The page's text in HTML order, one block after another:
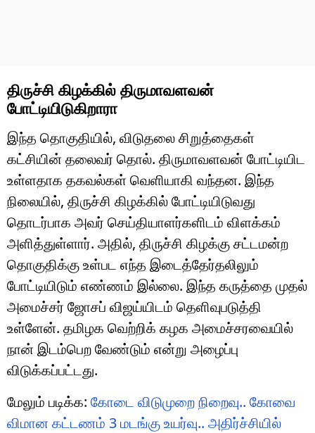
திருச்சி கிழக்கில் திருமாவளவன்
போட்டியிடுகிறாரா
இந்த தொகுதியில், விடுதலை சிறுத்தைகள்
கட்சியின் தலைவர் தொல். திருமாவளவன் போட்டியிட
உள்ளதாக தகவல்கள் வெளியாகி வந்தன. இந்த
நிலையில், திருச்சி கிழக்கில் போட்டியிடுவது
தொடர்பாக அவர் செய்தியாளர்களிடம் விளக்கம்
அளித்துள்ளார். அதில், திருச்சி கிழக்கு சட்டமன்ற
தொகுதிக்கு உள்பட எந்த இடைத்தேர்தலிலும்
போட்டியிடும் எண்ணம் இல்லை. இந்த கருத்தை முதல்
அமைச்சர் ஜோசப் விஜய்யிடம் தெளிவுபடுத்தி
உள்ளேன். தமிழக வெற்றிக் கழக அமைச்சரவையில்
நான் இடம்பெற வேண்டும் என்று அழைப்பு
விடுக்கப்பட்டது.
மேலும் படிக்க: கோடை விடுமுறை நிறைவு.. கோவை
விமான கட்டணம் 3 மடங்கு உயர்வு.. அதிர்ச்சியில்